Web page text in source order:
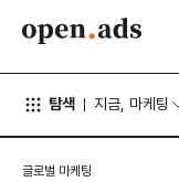
탐색 지금, 마케팅
글로벌 마케팅